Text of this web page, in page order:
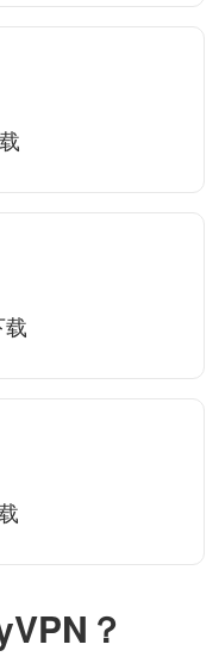
？